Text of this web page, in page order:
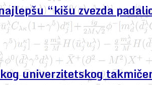
“kišu zvezda
univerzitetskog